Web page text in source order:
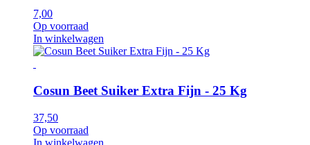
7,00
Op voorraad
In winkelwagen
Cosun Beet Suiker Extra Fijn - 25 Kg
37,50
Op voorraad
In winkelwagen